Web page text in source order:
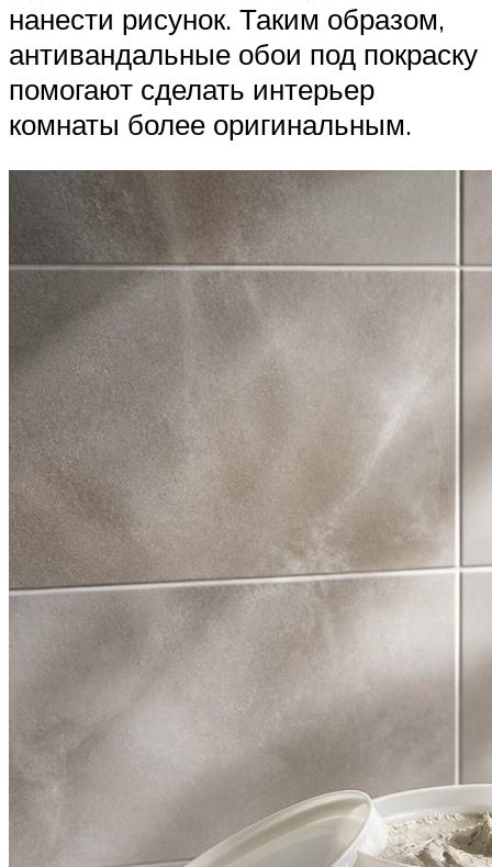
нанести рисунок. Таким образом,
антивандальные обои под покраску
помогают сделать интерьер
комнаты более оригинальным.